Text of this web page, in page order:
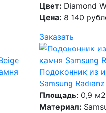
Цвет: Diamond
Цена: 8 140
Заказать
Подоконник из
Samsung
Площадь: 0,9 м2
Материал: